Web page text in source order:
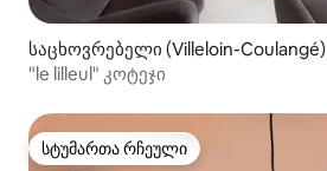
საცხოვრებელი (Villeloin-Coulangé)
"le lilleul" კოტეჯი
სტუმართა რჩეული
სტუმართა რჩეული